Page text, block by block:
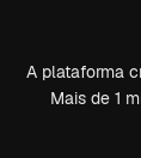
A plataforma
Mais de 1